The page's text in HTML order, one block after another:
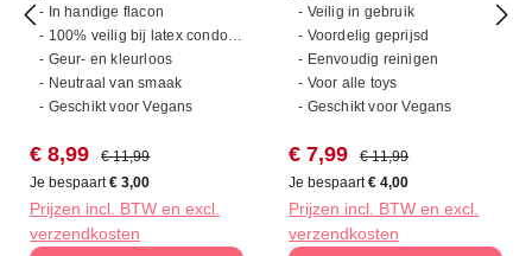
- In handige flacon
- 100% veilig bij latex condooms
- Geur- en kleurloos
- Neutraal van smaak
- Geschikt voor Vegans
Verkoopprijs:
€ 8,99 Normale prijs:
€ 11,99
Je bespaart€ 3,00
Prijzen incl. BTW en excl.
verzendkosten
- Veilig in gebruik
- Voordelig geprijsd
- Eenvoudig reinigen
- Voor alle toys
- Geschikt voor Vegans
Verkoopprijs:
€ 7,99 Normale prijs:
€ 11,99
Je bespaart€ 4,00
Prijzen incl. BTW en excl.
verzendkosten